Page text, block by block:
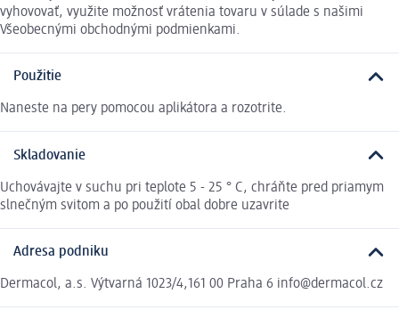
vyhovovať, využite možnosť vrátenia tovaru v súlade s našimi
Všeobecnými obchodnými podmienkami.
Použitie
Naneste na pery pomocou aplikátora a rozotrite.
Skladovanie
Uchovávajte v suchu pri teplote 5 - 25 ° C, chráňte pred priamym
slnečným svitom a po použití obal dobre uzavrite
Adresa podniku
Dermacol, a.s. Výtvarná 1023/4,161 00 Praha 6 info@dermacol.cz